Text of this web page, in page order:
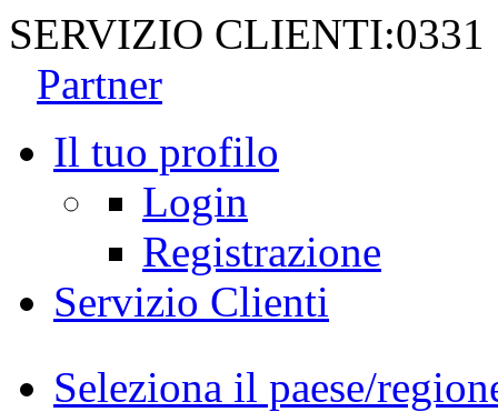
SERVIZIO CLIENTI:0331
Partner
Il tuo profilo
Login
Registrazione
Servizio Clienti
Seleziona il paese/